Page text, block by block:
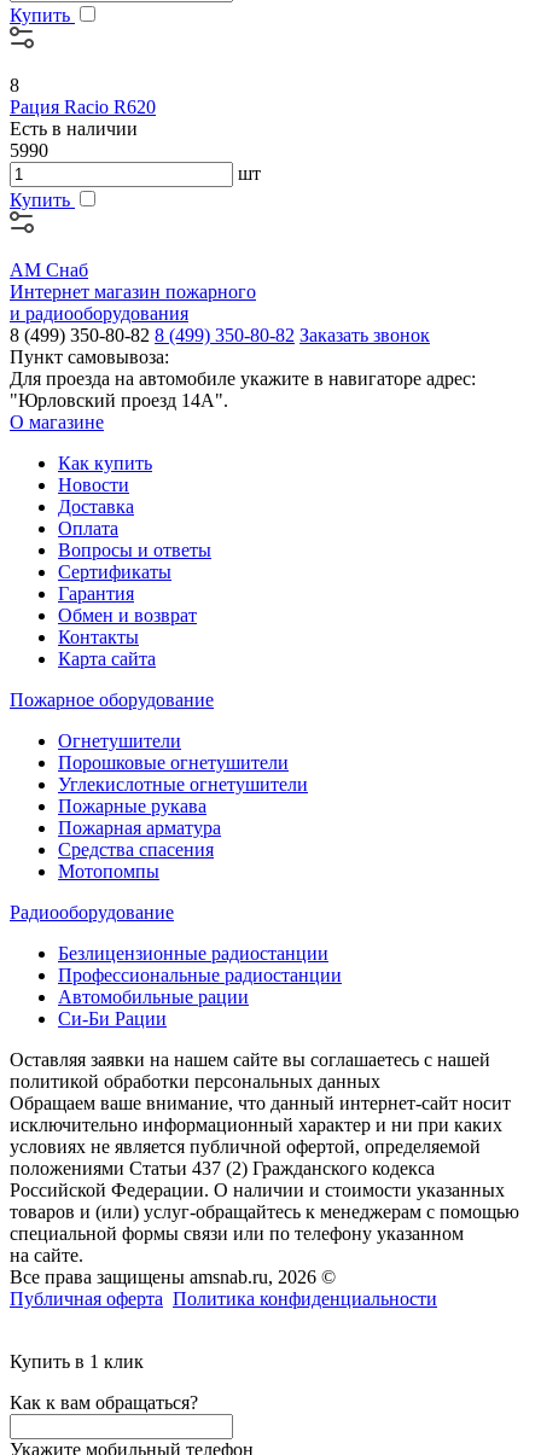
Купить
8
Рация Racio R620
Есть в наличии
5990
шт
Купить
АМ Снаб
Интернет магазин пожарного
и радиооборудования
8 (499) 350-80-82 8 (499) 350-80-82 Заказать звонок
Пункт самовывоза:
Для проезда на автомобиле укажите в навигаторе адрес:
"Юрловский проезд 14А".
О магазине
Как купить
Новости
Доставка
Оплата
Вопросы и ответы
Сертификаты
Гарантия
Обмен и возврат
Контакты
Карта сайта
Пожарное оборудование
Огнетушители
Порошковые огнетушители
Углекислотные огнетушители
Пожарные рукава
Пожарная арматура
Средства спасения
Мотопомпы
Радиооборудование
Безлицензионные радиостанции
Профессиональные радиостанции
Автомобильные рации
Си-Би Рации
Оставляя заявки на нашем сайте вы соглашаетесь с нашей
политикой обработки персональных данных
Обращаем ваше внимание, что данный интернет-сайт носит
исключительно информационный характер и ни при каких
условиях не является публичной офертой, определяемой
положениями Статьи 437 (2) Гражданского кодекса
Российской Федерации. О наличии и стоимости указанных
товаров и (или) услуг-обращайтесь к менеджерам с помощью
специальной формы связи или по телефону указанном
на сайте.
Все права защищены amsnab.ru, 2026 ©
Публичная оферта Политика конфиденциальности
Купить в 1 клик
Как к вам обращаться?
Укажите мобильный телефон